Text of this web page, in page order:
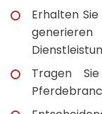
Erhalten
Tragen